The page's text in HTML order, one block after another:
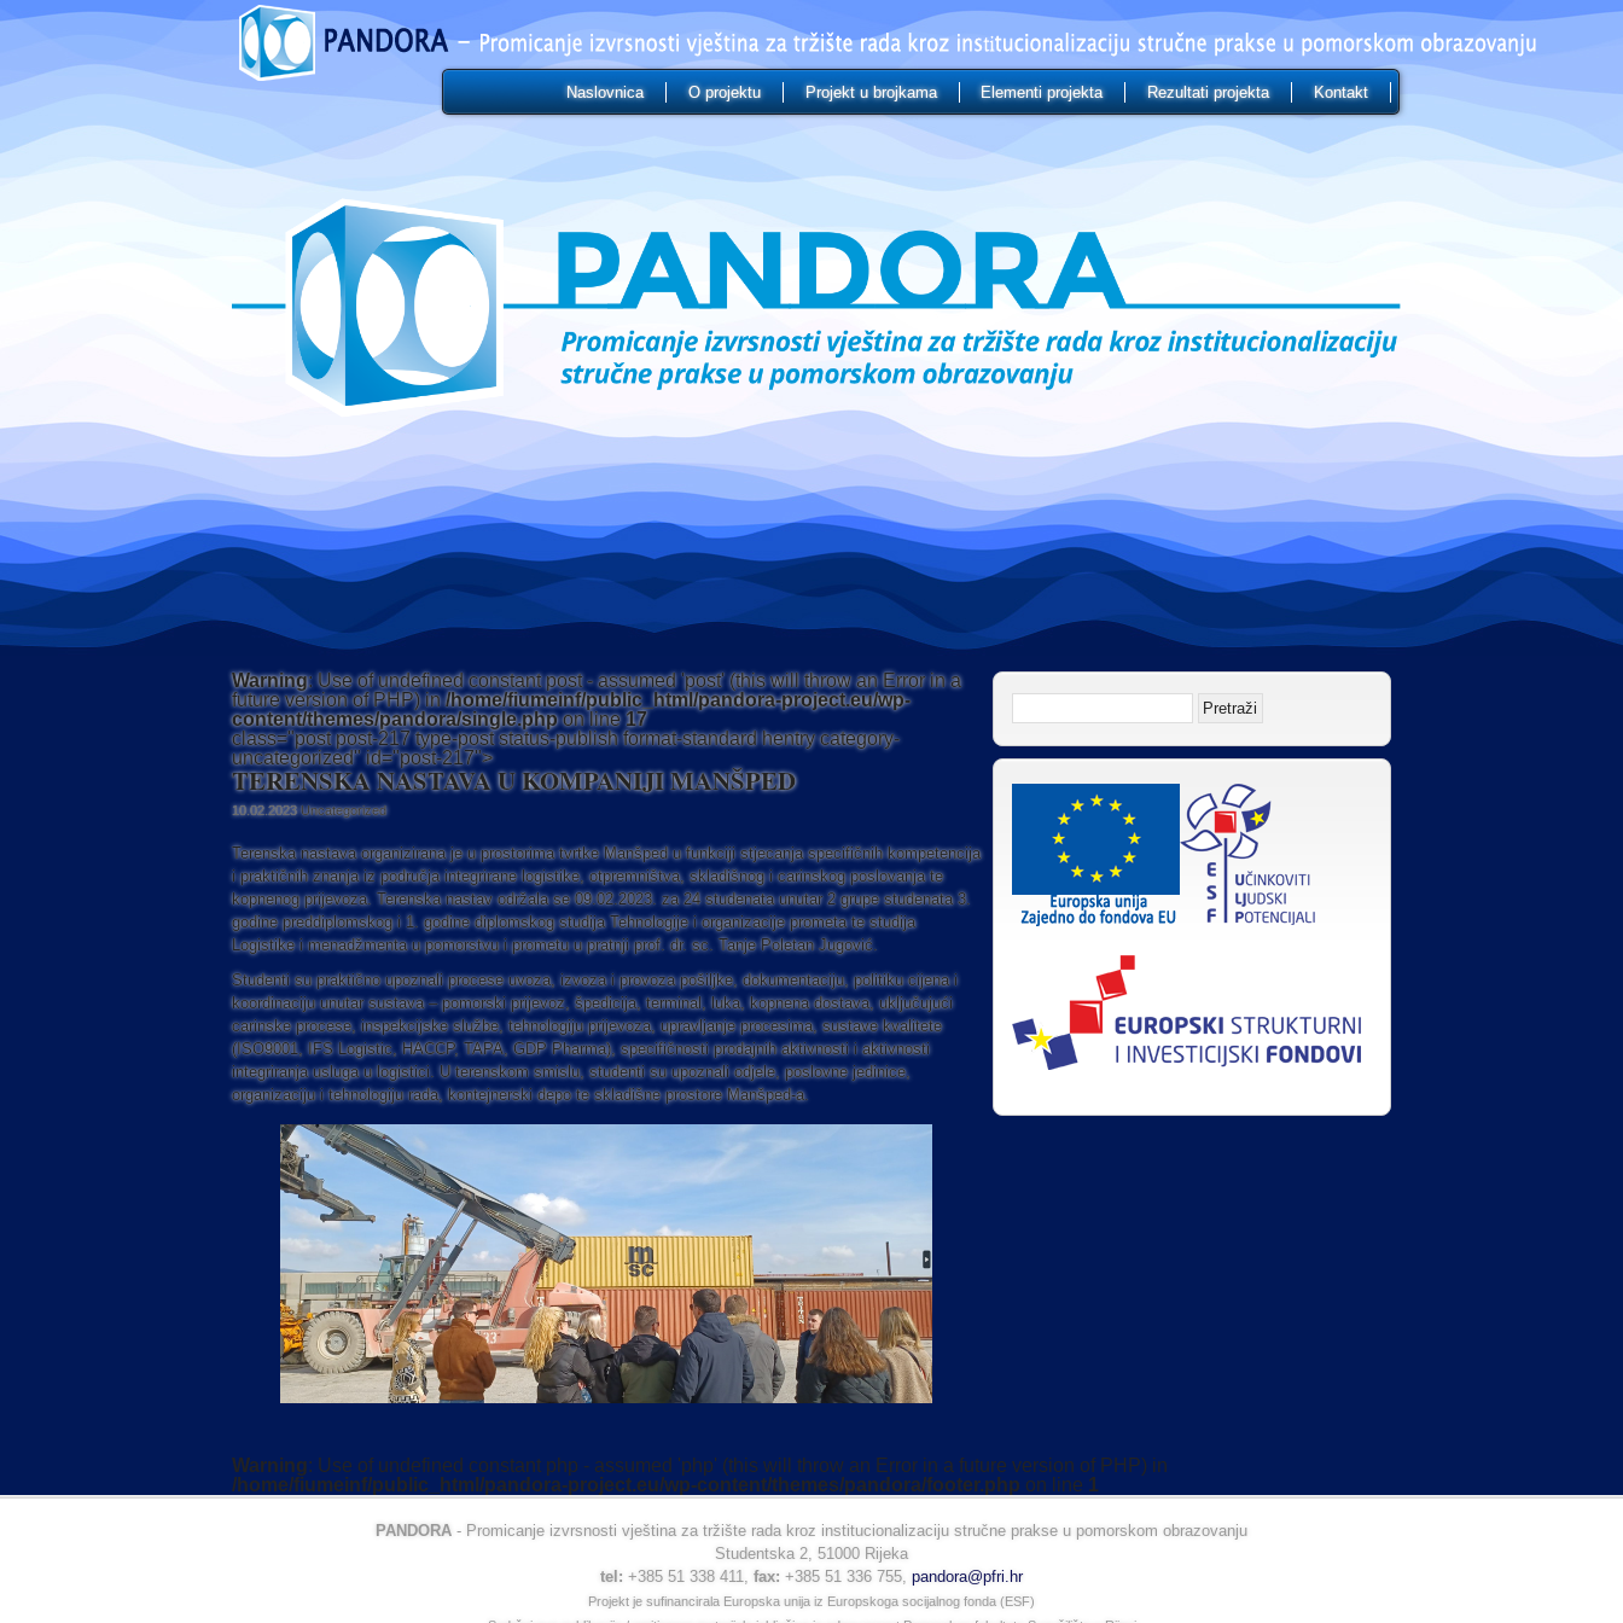
Naslovnica O projektu Projekt u brojkama Elementi projekta Rezultati projekta Kontakt
Warning: Use of undefined constant post - assumed 'post' (this will throw an Error in a
future version of PHP) in/home/fiumeinf/public_html/pandora-project.eu/wp-
content/themes/pandora/single.phpon line17
class="post post-217 type-post status-publish format-standard hentry category-
uncategorized" id="post-217">
TERENSKA NASTAVA U KOMPANIJI MANŠPED
10.02.2023Uncategorized
Terenska nastava organizirana je u prostorima tvrtke Manšped u funkciji stjecanja specifičnih kompetencija
i praktičnih znanja iz područja integrirane logistike, otpremništva, skladišnog i carinskog poslovanja te
kopnenog prijevoza. Terenska nastav održala se 09.02.2023. za 24 studenata unutar 2 grupe studenata 3.
godine preddiplomskog i 1. godine diplomskog studija Tehnologije i organizacije prometa te studija
Logistike i menadžmenta u pomorstvu i prometu u pratnji prof. dr. sc. Tanje Poletan Jugović.
Studenti su praktično upoznali procese uvoza, izvoza i provoza pošiljke, dokumentaciju, politiku cijena i
koordinaciju unutar sustava – pomorski prijevoz, špedicija, terminal, luka, kopnena dostava, uključujući
carinske procese, inspekcijske službe, tehnologiju prijevoza, upravljanje procesima, sustave kvalitete
(ISO9001, IFS Logistic, HACCP, TAPA, GDP Pharma), specifičnosti prodajnih aktivnosti i aktivnosti
integriranja usluga u logistici. U terenskom smislu, studenti su upoznali odjele, poslovne jedinice,
organizaciju i tehnologiju rada, kontejnerski depo te skladišne prostore Manšped-a.
Pretraži:
Warning: Use of undefined constant php - assumed 'php' (this will throw an Error in a future version of PHP) in
/home/fiumeinf/public_html/pandora-project.eu/wp-content/themes/pandora/footer.php on line 1
PANDORA - Promicanje izvrsnosti vještina za tržište rada kroz institucionalizaciju stručne prakse u pomorskom obrazovanju
Studentska 2, 51000 Rijeka
tel: +385 51 338 411, fax: +385 51 336 755, pandora@pfri.hr
Projekt je sufinancirala Europska unija iz Europskoga socijalnog fonda (ESF)